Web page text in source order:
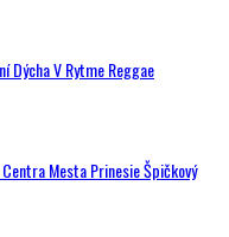
Dýcha V Rytme Reggae
Mesta Prinesie Špičkový